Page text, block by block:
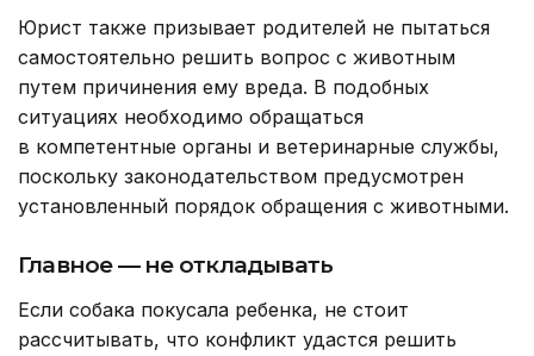
Юрист также призывает родителей не пытаться
самостоятельно решить вопрос с животным
путем причинения ему вреда. В подобных
ситуациях необходимо обращаться
в компетентные органы и ветеринарные службы,
поскольку законодательством предусмотрен
установленный порядок обращения с животными.
Главное — не откладывать
Если собака покусала ребенка, не стоит
рассчитывать, что конфликт удастся решить